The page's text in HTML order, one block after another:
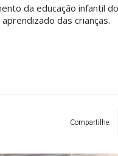
da educação infantil
aprendizado das crianças.
Compartilhe: